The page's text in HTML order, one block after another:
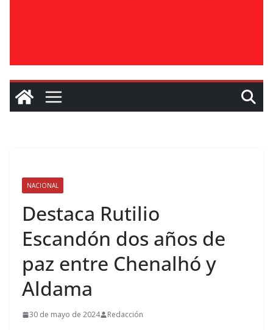
NACIONAL
Destaca Rutilio
Escandón dos años de
paz entre Chenalhó y
Aldama
30 de mayo de 2024 Redacción